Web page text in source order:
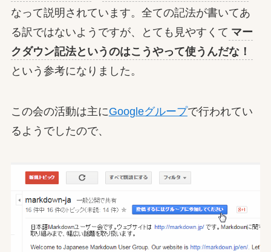
なって説明されています。全ての記法が書いてあ
る訳ではないようですが、とても見やすくて マー
クダウン記法というのはこうやって使うんだな！
という参考になりました。
この会の活動は主にGoogleグループで行われてい
るようでしたので、